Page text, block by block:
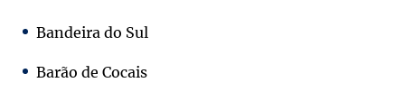
Bandeira do Sul
Barão de Cocais